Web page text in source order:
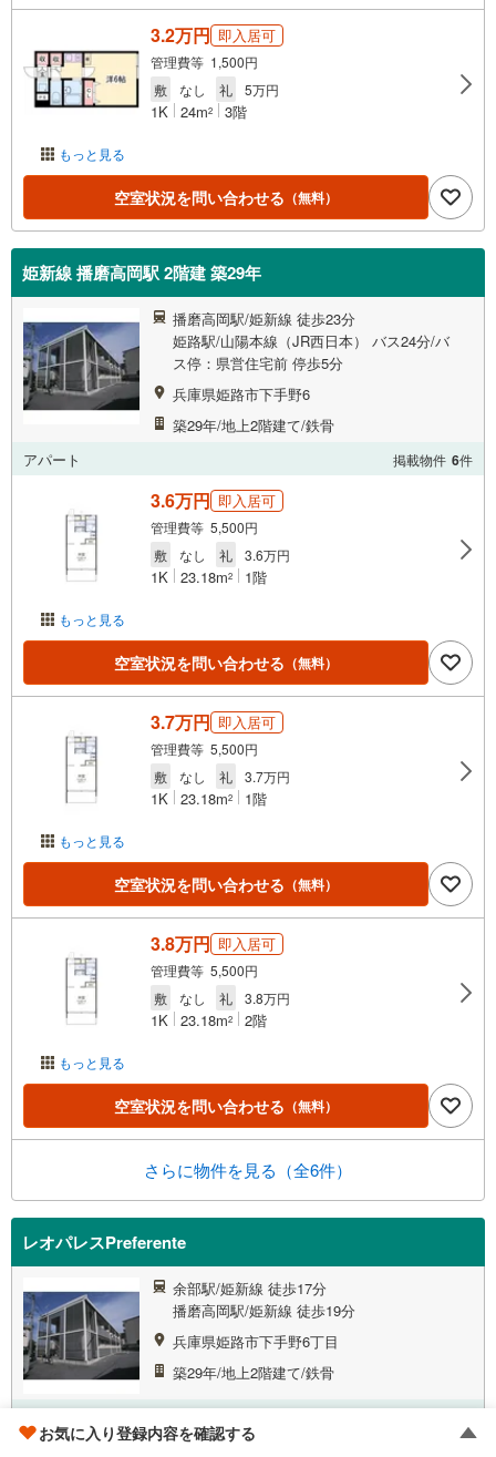
もっと見る
3.2万円 即入居可
管理費等 1,500円
敷
なし 礼 5万円
1K 24m2 3階
空室状況を問い合わせる （無料）
姫新線 播磨高岡駅 2階建 築29年
播磨高岡駅/姫新線 徒歩23分
姫路駅/山陽本線（JR西日本） バス24分/バ
ス停：県営住宅前 停歩5分
兵庫県姫路市下手野6
築29年/地上2階建て/鉄骨
アパート
掲載物件 6件
もっと見る
3.6万円 即入居可
管理費等 5,500円
敷
なし 礼 3.6万円
1K 23.18m2 1階
空室状況を問い合わせる （無料）
もっと見る
3.7万円 即入居可
管理費等 5,500円
敷
なし 礼 3.7万円
1K 23.18m2 1階
空室状況を問い合わせる （無料）
もっと見る
3.8万円 即入居可
管理費等 5,500円
敷
なし 礼 3.8万円
1K 23.18m2 2階
空室状況を問い合わせる （無料）
さらに物件を見る（全6件）
レオパレスPreferente
余部駅/姫新線 徒歩17分
播磨高岡駅/姫新線 徒歩19分
兵庫県姫路市下手野6丁目
築29年/地上2階建て/鉄骨
お気に入り登録内容を確認する